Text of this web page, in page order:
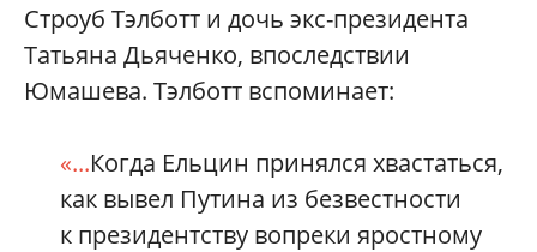
Строуб Тэлботт и дочь экс-президента
Татьяна Дьяченко, впоследствии
Юмашева. Тэлботт вспоминает:
«...Когда Ельцин принялся хвастаться,
как вывел Путина из безвестности
к президентству вопреки яростному